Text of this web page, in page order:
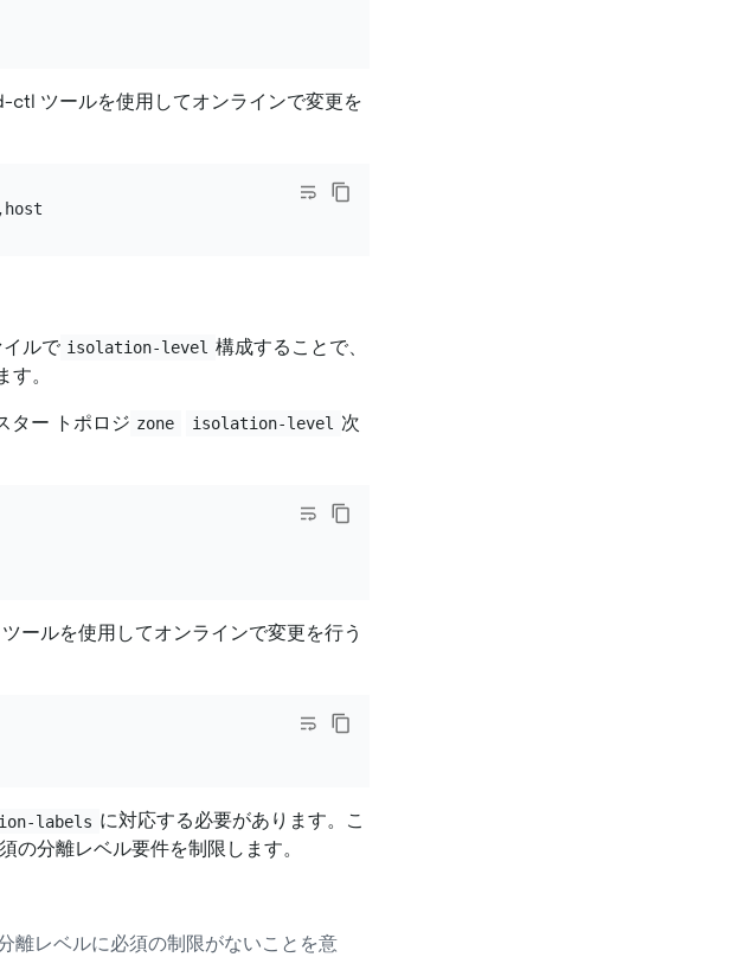
ctl ツールを使用してオンラインで変更を
ルで isolation-level 構成することで、
。
ター トポロジ zone isolation-level
次
ールを使用してオンラインで変更を行う
labels に対応する必要があります。こ
の分離レベル要件を制限します。
離レベルに必須の制限がないことを意